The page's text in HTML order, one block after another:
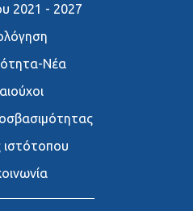
2021 - 2027
Νέα